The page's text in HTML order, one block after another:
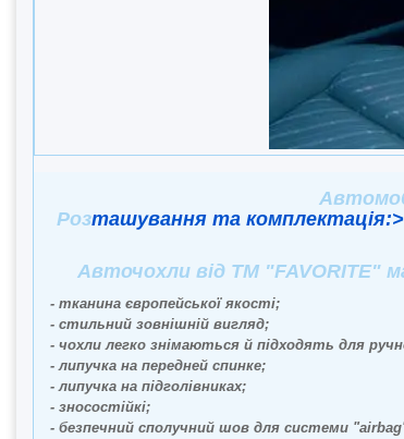
Розташування та комплектація:>
Авточохли від ТМ "FAVORITE"
- тканина європейської якості;
- стильний зовнішній вигляд;
- чохли легко знімаються й підходять для
- липучка на передней спинке;
- липучка на підголівниках;
- зносостійкі;
- безпечний сполучний шов для системи